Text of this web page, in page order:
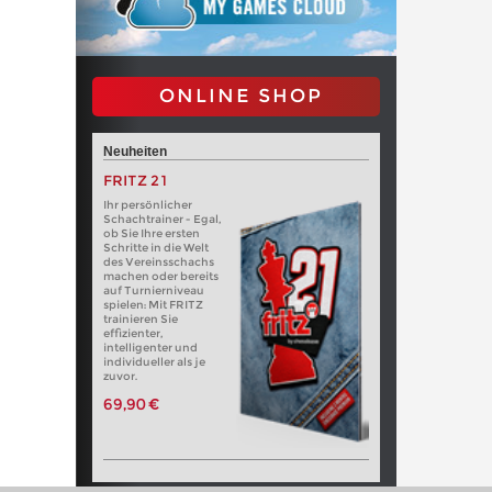
ONLINE SHOP
Neuheiten
FRITZ 21
Ihr persönlicher
Schachtrainer - Egal,
ob Sie Ihre ersten
Schritte in die Welt
des Vereinsschachs
machen oder bereits
auf Turnierniveau
spielen: Mit FRITZ
trainieren Sie
effizienter,
intelligenter und
individueller als je
zuvor.
69,90 €